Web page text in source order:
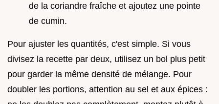
de la coriandre fraîche et ajoutez une pointe
de cumin.
Pour ajuster les quantités, c'est simple. Si vous
divisez la recette par deux, utilisez un bol plus petit
pour garder la même densité de mélange. Pour
doubler les portions, attention au sel et aux épices :